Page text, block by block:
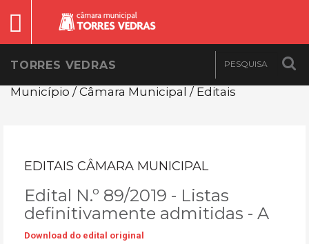
TORRES VEDRAS
Município / Câmara Municipal / Editais
EDITAIS CÂMARA MUNICIPAL
Edital N.º 89/2019 - Listas
definitivamente admitidas - A
Download do edital original